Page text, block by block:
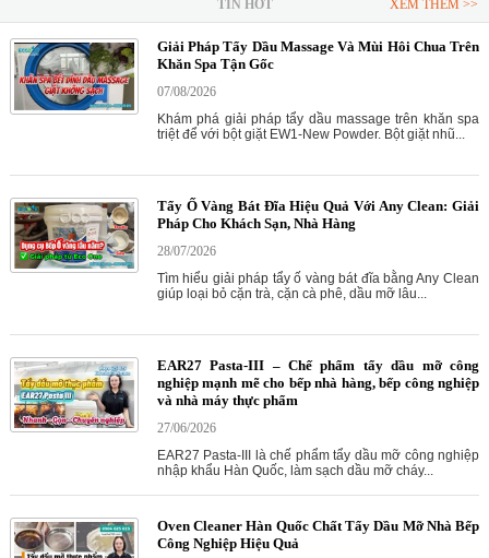
TIN HOT XEM THÊM >>
Giải Pháp Tẩy Dầu Massage Và Mùi Hôi Chua Trên
Khăn Spa Tận Gốc
07/08/2026
Khám phá giải pháp tẩy dầu massage trên khăn spa
triệt để với bột giặt EW1-New Powder. Bột giặt nhũ...
Tẩy Ố Vàng Bát Đĩa Hiệu Quả Với Any Clean: Giải
Pháp Cho Khách Sạn, Nhà Hàng
28/07/2026
Tìm hiểu giải pháp tẩy ố vàng bát đĩa bằng Any Clean
giúp loại bỏ cặn trà, cặn cà phê, dầu mỡ lâu...
EAR27 Pasta-III – Chế phẩm tẩy dầu mỡ công
nghiệp mạnh mẽ cho bếp nhà hàng, bếp công nghiệp
và nhà máy thực phẩm
27/06/2026
EAR27 Pasta-III là chế phẩm tẩy dầu mỡ công nghiệp
nhập khẩu Hàn Quốc, làm sạch dầu mỡ cháy...
Oven Cleaner Hàn Quốc Chất Tẩy Dầu Mỡ Nhà Bếp
Công Nghiệp Hiệu Quả